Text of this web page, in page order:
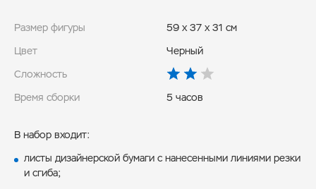
Размер фигуры
59 x 37 x 31 см
Цвет
Черный
Сложность
Время сборки
5 часов
В набор входит:
листы дизайнерской бумаги с нанесенными линиями резки
и сгиба;